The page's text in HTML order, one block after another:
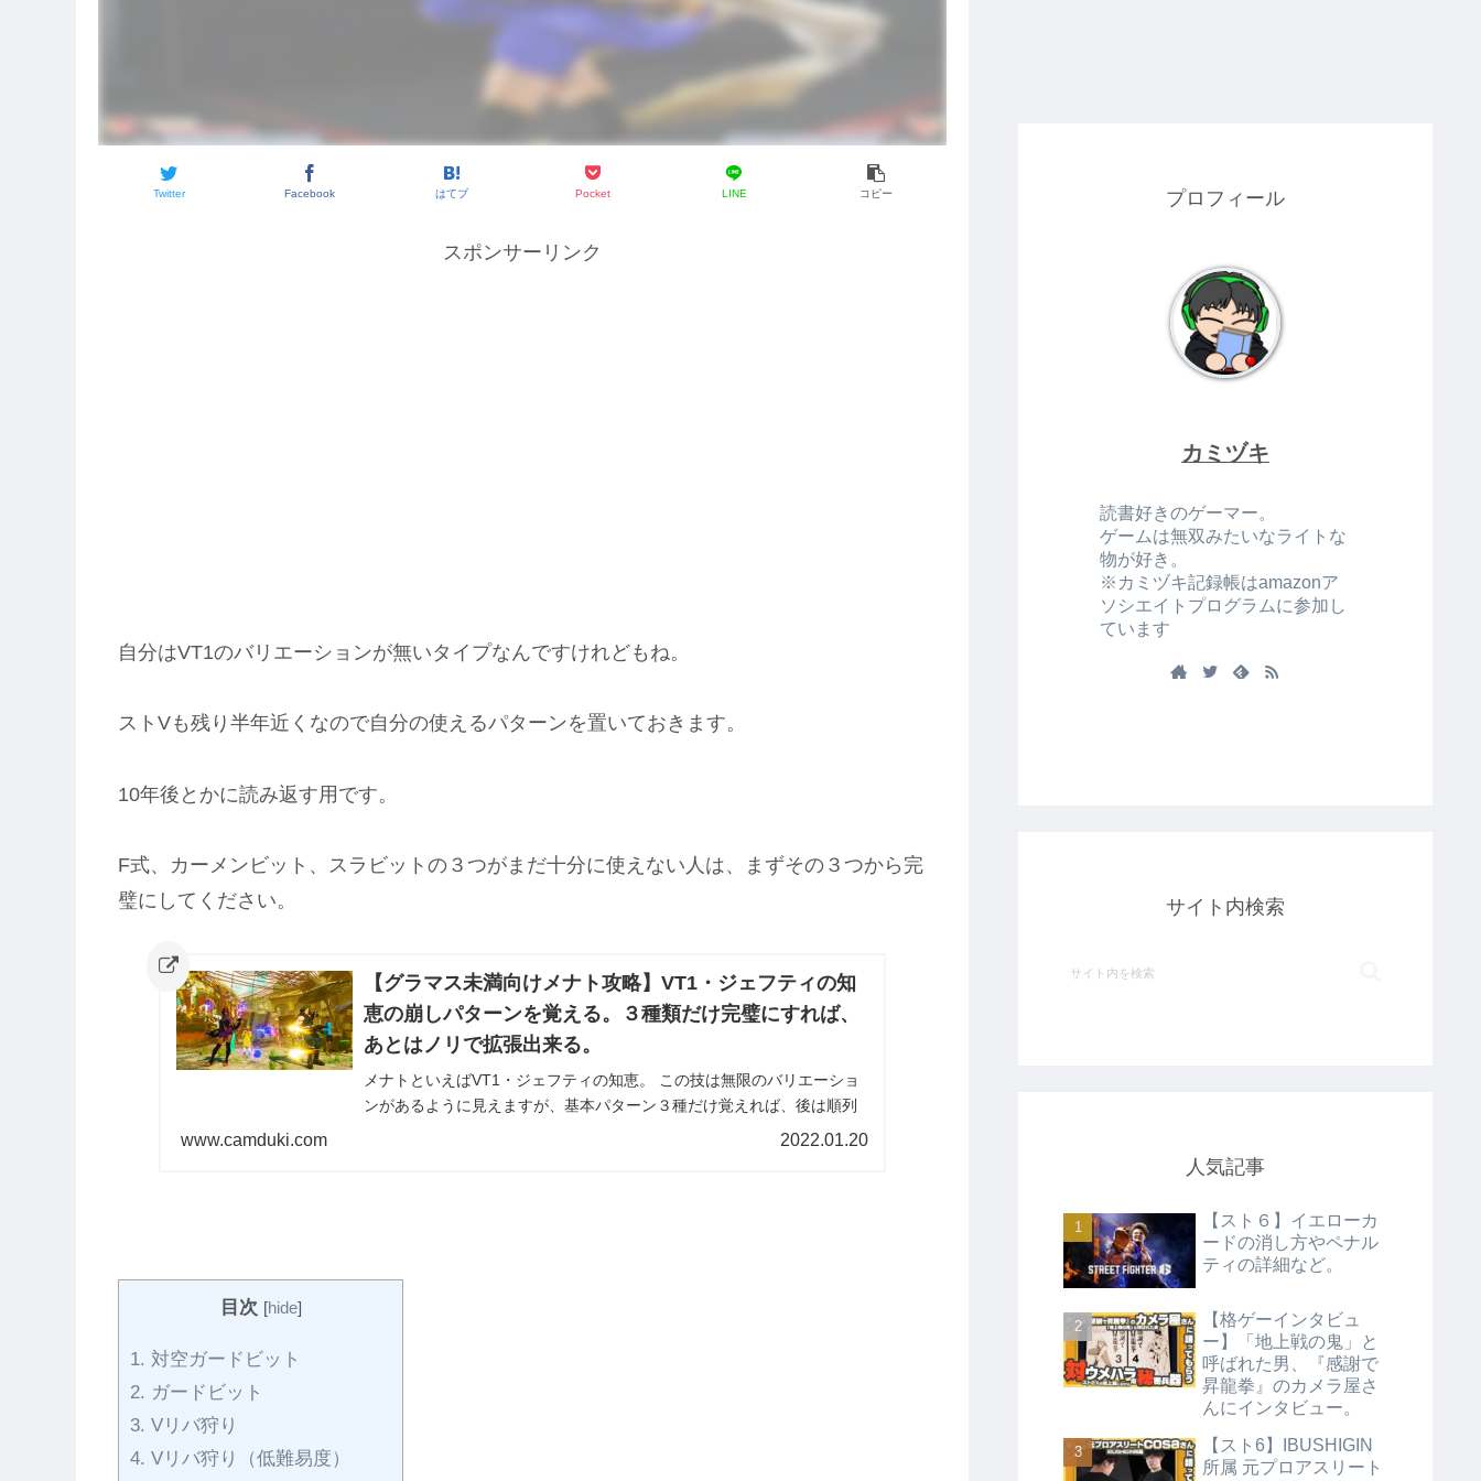
Twitter Facebook はてブ Pocket LINE コピー
スポンサーリンク
自分はVT1のバリエーションが無いタイプなんですけれどもね。
ストVも残り半年近くなので自分の使えるパターンを置いておきます。
10年後とかに読み返す用です。
F式、カーメンビット、スラビットの３つがまだ十分に使えない人は、まずその３つから完
璧にしてください。
【グラマス未満向けメナト攻略】VT1・ジェフティの知
恵の崩しパターンを覚える。３種類だけ完璧にすれば、
あとはノリで拡張出来る。
メナトといえばVT1・ジェフティの知恵。 この技は無限のバリエーショ
ンがあるように見えますが、基本パターン３種だけ覚えれば、後は順列
www.camduki.com 2022.01.20
目次 [hide]
1. 対空ガードビット
2. ガードビット
3. Vリバ狩り
4. Vリバ狩り（低難易度）
プロフィール
カミヅキ
読書好きのゲーマー。
ゲームは無双みたいなライトな
物が好き。
※カミヅキ記録帳はamazonア
ソシエイトプログラムに参加し
ています
サイト内検索
人気記事
【スト６】イエローカ
ードの消し方やペナル
ティの詳細など。
【格ゲーインタビュ
ー】「地上戦の鬼」と
呼ばれた男、『感謝で
昇龍拳』のカメラ屋さ
んにインタビュー。
【スト6】IBUSHIGIN
所属 元プロアスリート